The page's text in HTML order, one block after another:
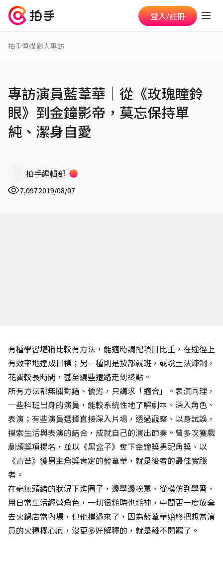
登入/註冊
拍手傳媒影人專訪
專訪演員藍葦華│從《玫瑰瞳鈴
眼》到金鐘影帝，莫忘保持單
純、潔身自愛
拍手編輯部
7,0972019/08/07
有種學習堪稱比較有方法，能適時調配項目比重，在途徑上
有效率地達成目標；另一種則是按部就班，或說土法煉鋼，
花費較長時間，甚至繞些遠路走到終點。
所有方法都無關對錯、優劣，只講求「適合」。表演同理，
一些科班出身的演員，能較系統性地了解劇本、深入角色、
表演；有些演員選擇直接深入片場，透過觀察、以身試誤，
摸索生活與表演的結合，成就自己的演出節奏。曾多次獲戲
劇類獎項提名，並以《黑盒子》奪下金鐘獎男配角獎、以
《青苔》獲男主角獎肯定的藍葦華，就是後者的最佳實踐
者。
在毫無頭緒的狀況下進圈子，邊學邊挨罵、從模仿到學習、
用日常生活經營角色，一切很耗時也耗神，中間更一度放棄
去火鍋店當內場，但他撐過來了，因為藍葦華始終把想當演
員的火種擱心底，沒更多好解釋的，就是離不開罷了。